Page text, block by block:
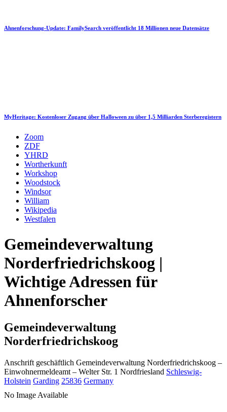
Ahnenforschung-Update: FamilySearch veröffentlicht 18 Millionen neue Datensätze
MyHeritage: Kostenloser Zugang über Halloween zu über 1,5 Milliarden Sterberegistern
Zoom
ZDF
YHRD
Wortherkunft
Workshop
Woodstock
Windsor
William
Wikipedia
Westfalen
Gemeindeverwaltung
Norderfriedrichskoog |
Wichtige Adressen für
Ahnenforscher
Gemeindeverwaltung
Norderfriedrichskoog
Anschrift geschäftlich Gemeindeverwaltung Norderfriedrichskoog –
Einwohnermeldeamt – Welter Str. 1 Nordfriesland Schleswig-
Holstein Garding 25836 Germany
No Image Available